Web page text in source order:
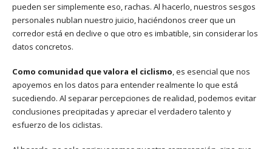
pueden ser simplemente eso, rachas. Al hacerlo, nuestros sesgos
personales nublan nuestro juicio, haciéndonos creer que un
corredor está en declive o que otro es imbatible, sin considerar los
datos concretos.
Como comunidad que valora el ciclismo, es esencial que nos
apoyemos en los datos para entender realmente lo que está
sucediendo. Al separar percepciones de realidad, podemos evitar
conclusiones precipitadas y apreciar el verdadero talento y
esfuerzo de los ciclistas.